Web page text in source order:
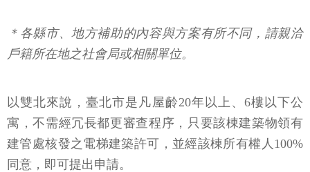
＊各縣市、地方補助的內容與方案有所不同，請親洽
戶籍所在地之社會局或相關單位。
以雙北來說，臺北市是凡屋齡20年以上、6樓以下公
寓，不需經冗長都更審查程序，只要該棟建築物領有
建管處核發之電梯建築許可，並經該棟所有權人100%
同意，即可提出申請。